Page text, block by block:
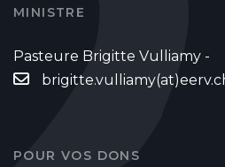
MINISTRE
Pasteure Brigitte Vulliamy -
POUR VOS DONS